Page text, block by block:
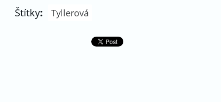
Štítky: Tyllerová